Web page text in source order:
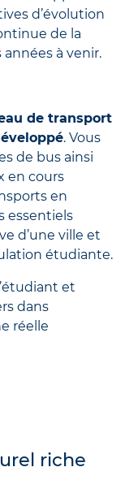
d’évolution
de la
à venir.
de transport
. Vous
de bus ainsi
en cours
en
essentiels
d’une ville et
étudiante.
et
dans
réelle
riche